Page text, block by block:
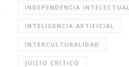
INDEPENDENCIA INTELECTUAL
INTELIGENCIA ARTIFICIAL
INTERCULTURALIDAD
JUICIO CRÍTICO